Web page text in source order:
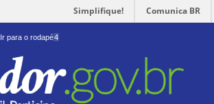
Simplifique! Comunica BR
Ir para o rodapé4